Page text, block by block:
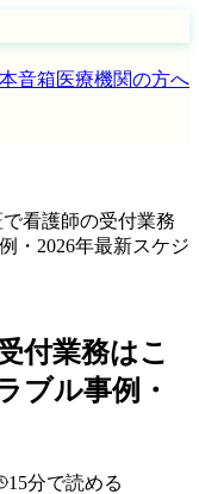
本音箱医療機関の方へ
看護師の受付業務
・2026年最新スケジ
付業務はこ
ブル事例・
15分で読める